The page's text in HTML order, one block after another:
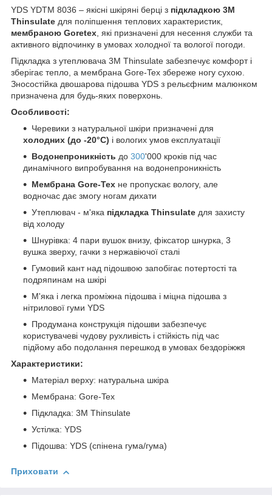
YDS YDTM 8036 – якісні шкіряні берці з підкладкою 3M
Thinsulate для поліпшення теплових характеристик,
мембраною Goretex , які призначені для несення служби та
активного відпочинку в умовах холодної та вологої погоди.
Підкладка з утеплювача 3M Thinsulate забезпечує комфорт і
зберігає тепло, а мембрана Gore-Tex збереже ногу сухою.
Зносостійка двошарова підошва YDS з рельєфним малюнком
призначена для будь-яких поверхонь.
Особливості:
Черевики з натуральної шкіри призначені для
холодних (до -20°C) і вологих умов експлуатації
Водонепроникність до 300'000 кроків під час
динамічного випробування на водонепроникність
Мембрана Gore-Tex не пропускає вологу, але
водночас дає змогу ногам дихати
Утеплювач - м'яка підкладка Thinsulate для захисту
від холоду
Шнурівка: 4 пари вушок внизу, фіксатор шнурка, 3
вушка зверху, гачки з нержавіючої сталі
Гумовий кант над підошвою запобігає потертості та
подряпинам на шкірі
М'яка і легка проміжна підошва і міцна підошва з
нітрилової гуми YDS
Продумана конструкція підошви забезпечує
користувачеві чудову рухливість і стійкість під час
підйому або подолання перешкод в умовах бездоріжжя
Характеристики:
Матеріал верху: натуральна шкіра
Мембрана: Gore-Tex
Підкладка: 3M Thinsulate
Устілка: YDS
Підошва: YDS (спінена гума/гума)
Приховати